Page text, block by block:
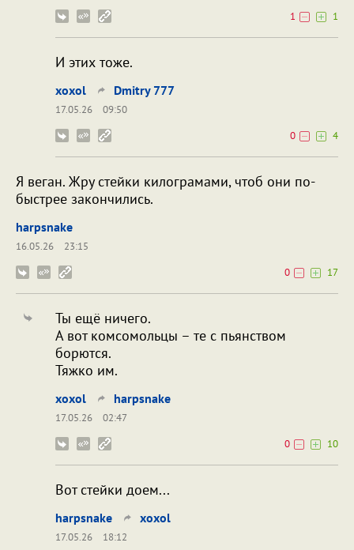
1
1
И этих тоже.
xoxol Dmitry 777
17.05.26
09:50
0
4
Я веган. Жру стейки килограмами, чтоб они по-
быстрее закончились.
harpsnake
16.05.26
23:15
0
17
Ты ещё ничего.
А вот комсомольцы – те с пьянством
борются.
Тяжко им.
xoxol harpsnake
17.05.26
02:47
0
10
Вот стейки доем...
harpsnake xoxol
17.05.26
18:12